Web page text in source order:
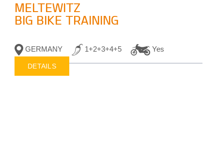
MELTEWITZ
BIG BIKE TRAINING
GERMANY 1+2+3+4+5 Yes
DETAILS